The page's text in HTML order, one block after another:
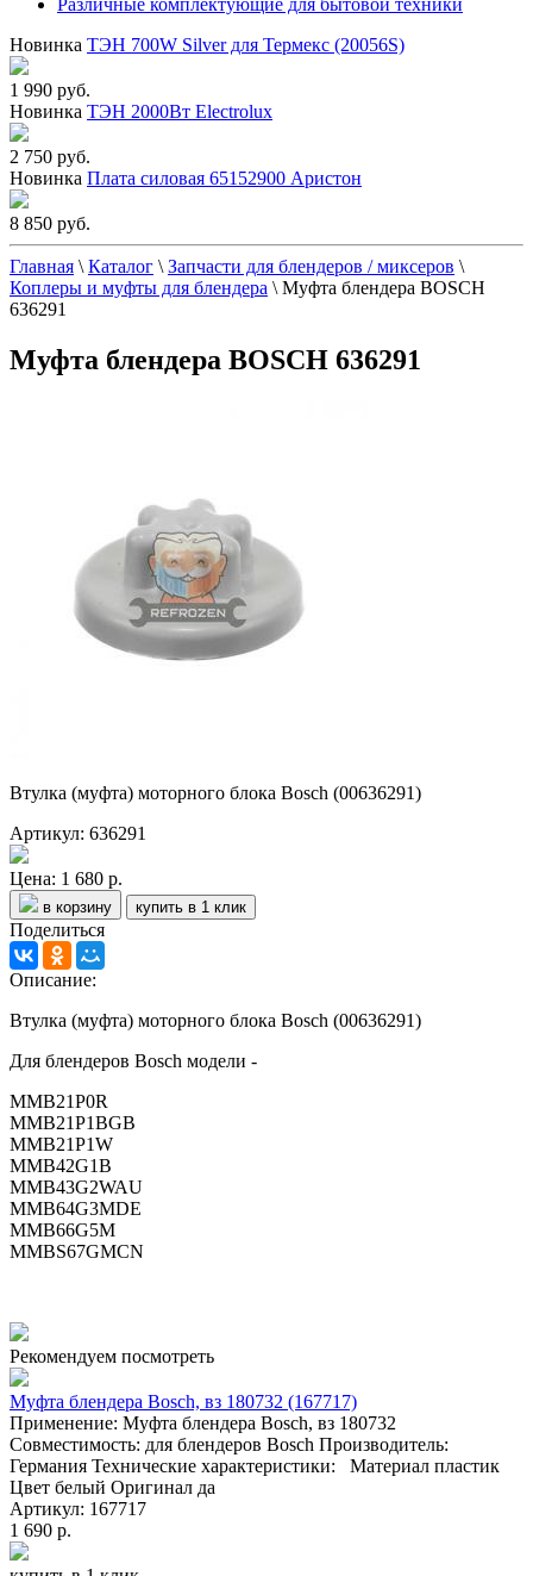
Различные комплектующие для бытовой техники
Новинка ТЭН 700W Silver для Термекс (20056S)
1 990 руб.
Новинка ТЭН 2000Вт Electrolux
2 750 руб.
Новинка Плата силовая 65152900 Аристон
8 850 руб.
Главная \ Каталог \ Запчасти для блендеров / миксеров \
Коплеры и муфты для блендера \ Муфта блендера BOSCH
636291
Муфта блендера BOSCH 636291
Втулка (муфта) моторного блока Bosch (00636291)
Артикул: 636291
Цена: 1 680 р.
в корзину купить в 1 клик
Поделиться
Описание:
Втулка (муфта) моторного блока Bosch (00636291)
Для блендеров Bosch модели -
MMB21P0R
MMB21P1BGB
MMB21P1W
MMB42G1B
MMB43G2WAU
MMB64G3MDE
MMB66G5M
MMBS67GMCN
Рекомендуем посмотреть
Муфта блендера Bosch, вз 180732 (167717)
Применение: Муфта блендера Bosch, вз 180732
Совместимость: для блендеров Bosch Производитель:
Германия Технические характеристики: Материал пластик
Цвет белый Оригинал да
Артикул: 167717
1 690 р.